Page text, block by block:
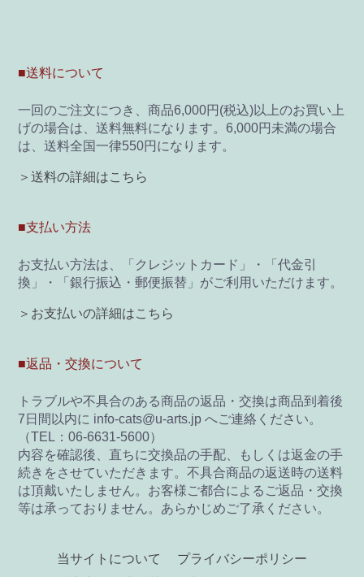
■送料について
一回のご注文につき、商品6,000円(税込)以上のお買い上
げの場合は、送料無料になります。6,000円未満の場合
は、送料全国一律550円になります。
＞送料の詳細はこちら
■支払い方法
お支払い方法は、「クレジットカード」・「代金引
換」・「銀行振込・郵便振替」がご利用いただけます。
＞お支払いの詳細はこちら
■返品・交換について
トラブルや不具合のある商品の返品・交換は商品到着後
7日間以内に info-cats@u-arts.jp へご連絡ください。
（TEL：06-6631-5600）
内容を確認後、直ちに交換品の手配、もしくは返金の手
続きをさせていただきます。不具合商品の返送時の送料
は頂戴いたしません。お客様ご都合によるご返品・交換
等は承っておりません。あらかじめご了承ください。
当サイトについて
プライバシーポリシー